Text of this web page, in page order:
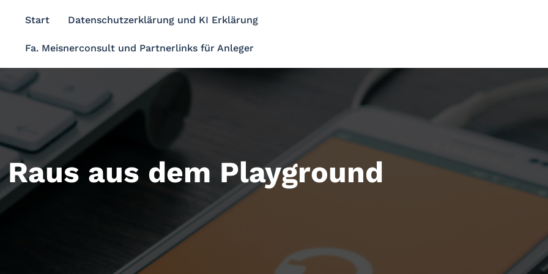
Start Datenschutzerklärung und KI Erklärung
Fa. Meisnerconsult und Partnerlinks für Anleger
aus dem Playground